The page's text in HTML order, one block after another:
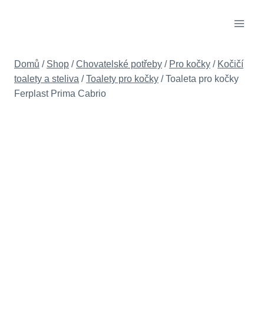
Domů / Shop / Chovatelské potřeby / Pro kočky / Kočičí
toalety a steliva / Toalety pro kočky / Toaleta pro kočky
Ferplast Prima Cabrio